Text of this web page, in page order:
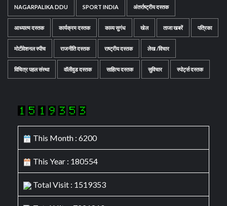
NAGARPALIKA DDU SPORT INDIA अंतर्राष्ट्रीय दस्तक
आध्यात्म दस्तक कार्यक्रम दस्तक काव्य सुगंध खेल ताजा खबरें पत्रिका
मोटीवेशनल स्पीच राजनीति दस्तक राष्ट्रीय दस्तक लेख /विचार
विचित्र पहल संस्था वॉलीवुड दस्तक साहित्य दस्तक सुविचार स्पोर्ट्स दस्तक
This Month : 6200
This Year : 180554
Total Visit : 1519353